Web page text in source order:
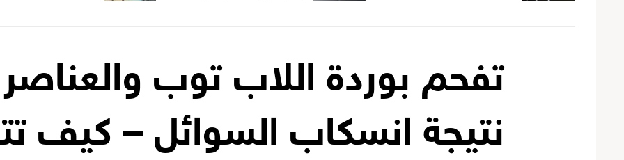
تفحم بوردة اللاب توب والعناصر
نتيجة انسكاب السوائل – كيف